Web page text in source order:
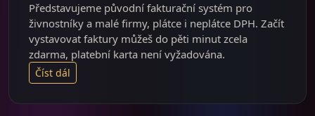
Představujeme původní fakturační systém pro
živnostníky a malé firmy, plátce i neplátce DPH. Začít
vystavovat faktury můžeš do pěti minut zcela
zdarma, platební karta není vyžadována.
Číst dál